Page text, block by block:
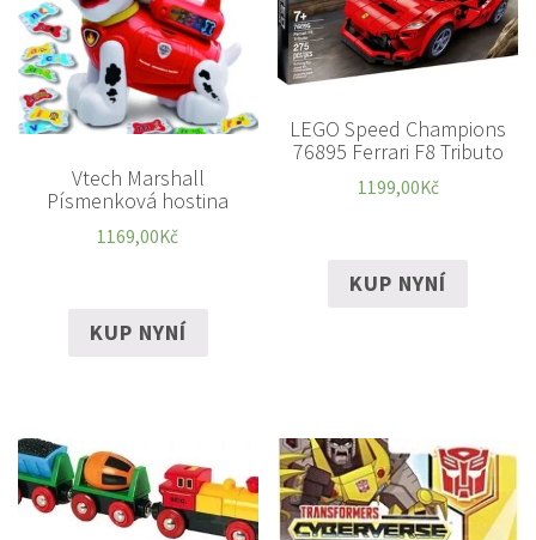
Vtech Marshall
Písmenková hostina
1169,00Kč
KUP NYNÍ
LEGO Speed Champions
76895 Ferrari F8 Tributo
1199,00Kč
KUP NYNÍ